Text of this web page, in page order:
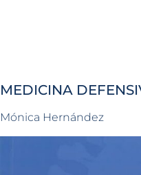
MEDICINA
Mónica Hernández